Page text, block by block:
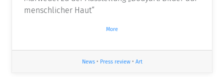
menschlicher Haut“
More
News• Press review• Art